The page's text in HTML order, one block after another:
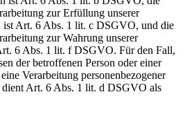
zur Erfüllung unserer
ist Art. 6 Abs. 1 lit. c DSGVO, und die
zur Wahrung unserer
6 Abs. 1 lit. f DSGVO. Für den Fall,
der betroffenen Person oder einer
Verarbeitung personenbezogener
Art. 6 Abs. 1 lit. d DSGVO als